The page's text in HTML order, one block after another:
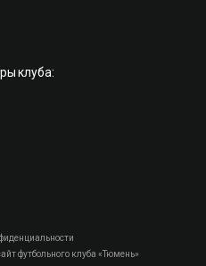
клуба:
футбольного клуба «Тюмень»